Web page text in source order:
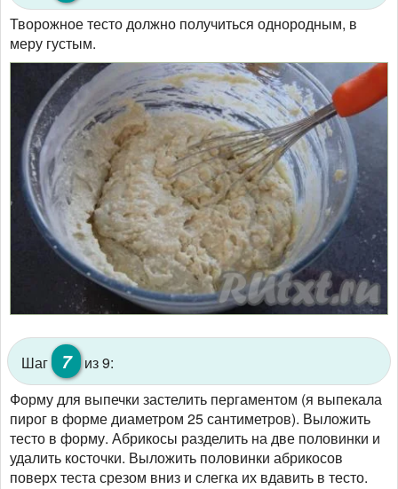
Творожное тесто должно получиться однородным, в
меру густым.
Шаг 7
из 9:
Форму для выпечки застелить пергаментом (я выпекала
пирог в форме диаметром 25 сантиметров). Выложить
тесто в форму. Абрикосы разделить на две половинки и
удалить косточки. Выложить половинки абрикосов
поверх теста срезом вниз и слегка их вдавить в тесто.